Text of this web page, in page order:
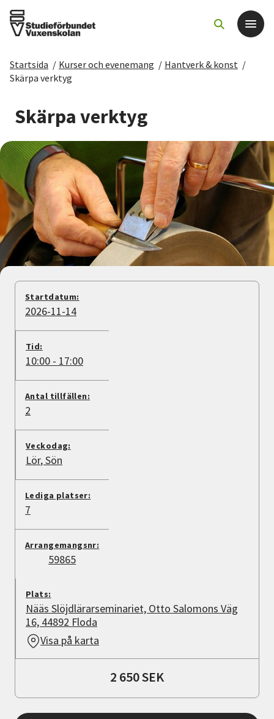
Det här gör vi
För dig som
Sök kurser och evenemang
Om SV
Starta studiecirkel
Cirkelledare
Nyheter
Avdelningar
Lyssna
Startsida / Kurser och evenemang / Hantverk & konst /
Skärpa verktyg
Skärpa verktyg
Startdatum:
2026-11-14
Tid:
10:00 - 17:00
Antal tillfällen:
2
Veckodag:
Lör Sön
Lediga platser:
7
Arrangemangsnr:
59865
Plats:
Nääs Slöjdlärarseminariet, Otto Salomons Väg
16, 44892 Floda
Visa på karta
2 650 SEK